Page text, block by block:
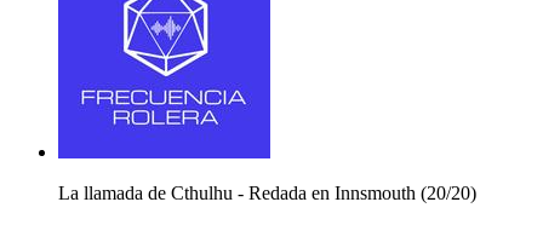
La llamada de Cthulhu - Redada en Innsmouth (20/20)